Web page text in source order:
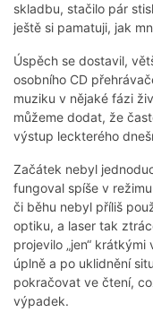
skladbu, stačilo pár
ještě si pamatuji, jak
Úspěch se dostavil,
osobního CD
muziku v nějaké fázi
můžeme dodat, že
výstup leckterého
Začátek nebyl
fungoval spíše v
či běhu nebyl příliš
optiku, a laser tak
projevilo „jen“
úplně a po uklidnění
pokračovat ve čtení,
výpadek.